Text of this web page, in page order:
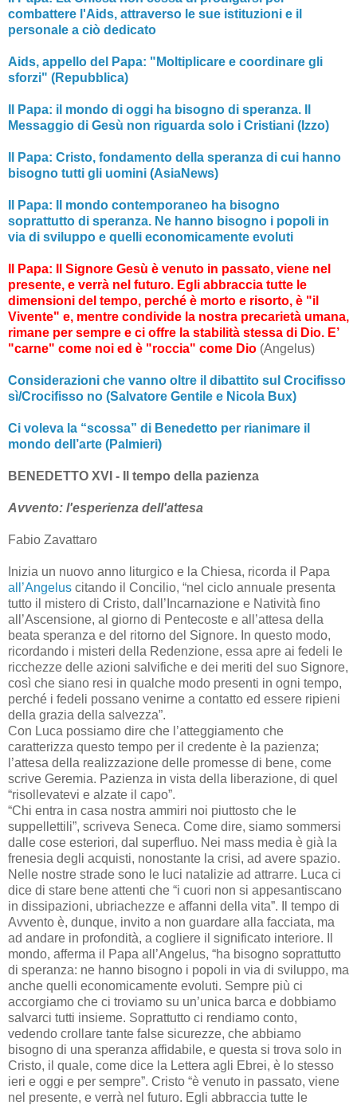
combattere l'Aids, attraverso le sue istituzioni e il
personale a ciò dedicato
Aids, appello del Papa: "Moltiplicare e coordinare gli
sforzi" (Repubblica)
Il Papa: il mondo di oggi ha bisogno di speranza. Il
Messaggio di Gesù non riguarda solo i Cristiani (Izzo)
Il Papa: Cristo, fondamento della speranza di cui hanno
bisogno tutti gli uomini (AsiaNews)
Il Papa: Il mondo contemporaneo ha bisogno
soprattutto di speranza. Ne hanno bisogno i popoli in
via di sviluppo e quelli economicamente evoluti
Il Papa: Il Signore Gesù è venuto in passato, viene nel
presente, e verrà nel futuro. Egli abbraccia tutte le
dimensioni del tempo, perché è morto e risorto, è "il
Vivente" e, mentre condivide la nostra precarietà umana,
rimane per sempre e ci offre la stabilità stessa di Dio. E’
"carne" come noi ed è "roccia" come Dio (Angelus)
Considerazioni che vanno oltre il dibattito sul Crocifisso
sì/Crocifisso no (Salvatore Gentile e Nicola Bux)
Ci voleva la “scossa” di Benedetto per rianimare il
mondo dell’arte (Palmieri)
BENEDETTO XVI - Il tempo della pazienza
Avvento: l'esperienza dell'attesa
Fabio Zavattaro
Inizia un nuovo anno liturgico e la Chiesa, ricorda il Papa
all’Angelus citando il Concilio, “nel ciclo annuale presenta
tutto il mistero di Cristo, dall’Incarnazione e Natività fino
all’Ascensione, al giorno di Pentecoste e all’attesa della
beata speranza e del ritorno del Signore. In questo modo,
ricordando i misteri della Redenzione, essa apre ai fedeli le
ricchezze delle azioni salvifiche e dei meriti del suo Signore,
così che siano resi in qualche modo presenti in ogni tempo,
perché i fedeli possano venirne a contatto ed essere ripieni
della grazia della salvezza”.
Con Luca possiamo dire che l’atteggiamento che
caratterizza questo tempo per il credente è la pazienza;
l’attesa della realizzazione delle promesse di bene, come
scrive Geremia. Pazienza in vista della liberazione, di quel
“risollevatevi e alzate il capo”.
“Chi entra in casa nostra ammiri noi piuttosto che le
suppellettili”, scriveva Seneca. Come dire, siamo sommersi
dalle cose esteriori, dal superfluo. Nei mass media è già la
frenesia degli acquisti, nonostante la crisi, ad avere spazio.
Nelle nostre strade sono le luci natalizie ad attrarre. Luca ci
dice di stare bene attenti che “i cuori non si appesantiscano
in dissipazioni, ubriachezze e affanni della vita”. Il tempo di
Avvento è, dunque, invito a non guardare alla facciata, ma
ad andare in profondità, a cogliere il significato interiore. Il
mondo, afferma il Papa all’Angelus, “ha bisogno soprattutto
di speranza: ne hanno bisogno i popoli in via di sviluppo, ma
anche quelli economicamente evoluti. Sempre più ci
accorgiamo che ci troviamo su un’unica barca e dobbiamo
salvarci tutti insieme. Soprattutto ci rendiamo conto,
vedendo crollare tante false sicurezze, che abbiamo
bisogno di una speranza affidabile, e questa si trova solo in
Cristo, il quale, come dice la Lettera agli Ebrei, è lo stesso
ieri e oggi e per sempre”. Cristo “è venuto in passato, viene
nel presente, e verrà nel futuro. Egli abbraccia tutte le